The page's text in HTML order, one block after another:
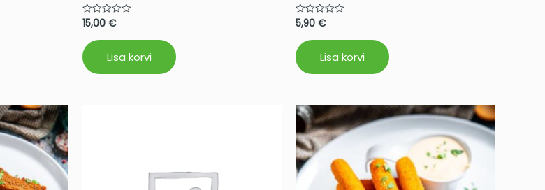
Hinnanguga
5
15,00 €
Lisa korvi
Hinnanguga
5
5,90 €
Lisa korvi